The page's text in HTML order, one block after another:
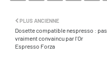
PLUS ANCIENNE
Dosette compatible nespresso : pas
vraiment convaincu par l'Or
Espresso Forza